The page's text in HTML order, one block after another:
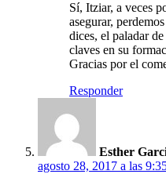
Sí, Itziar, a veces
asegurar,
dices, el paladar
claves en su
Gracias por el
Responder
Esther
agosto 28, 2017 a las